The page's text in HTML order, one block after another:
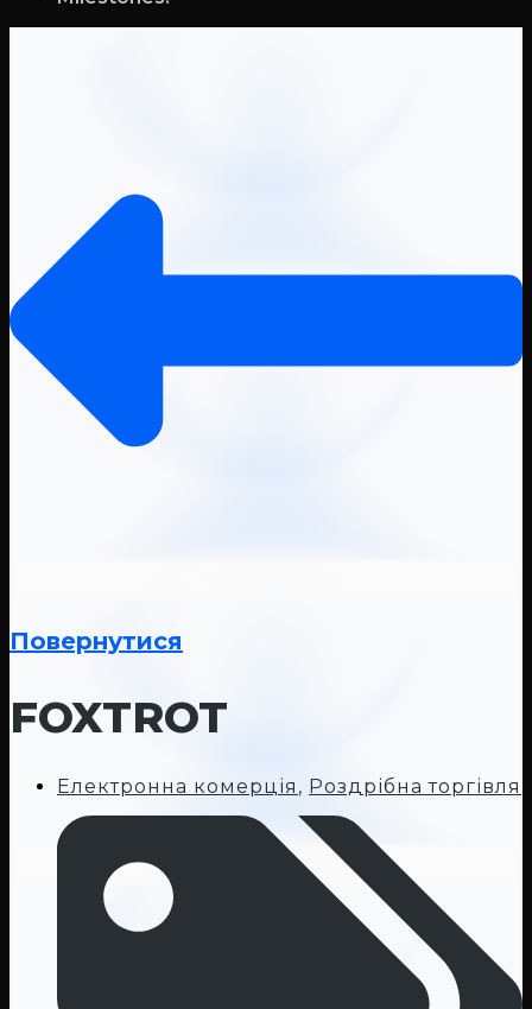
Повернутися
FOXTROT
Електронна комерція , Роздрібна торгівля